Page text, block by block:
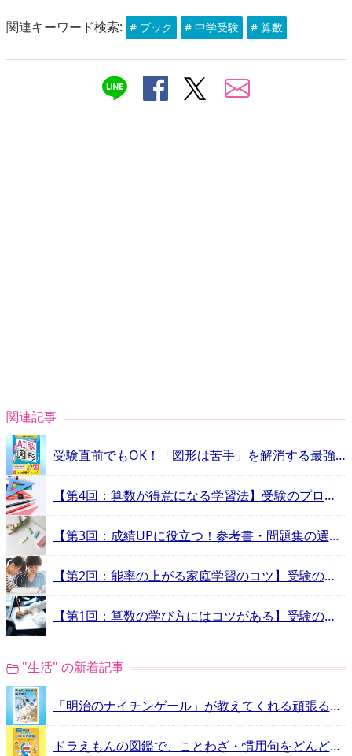
関連キーワード検索: # ブック # 中学受験 # 算数
関連記事
受験直前でもOK！「図形は苦手」を解消する最強ドリル
【第4回：算数が得意になる学習法】受験のプロ教師が算数の学習法を伝授
【第3回：成績UPに役立つ！参考書・問題集の選び方】受験のプロ教師が算数の学習法を伝授
【第2回：能率の上がる家庭学習のコツ】受験のプロ教師が算数の学習法を伝授
【第1回：算数の学び方にはコツがある】受験のプロ講師が算数の学習法を伝授
"生活" の新着記事
「明治のナイチンゲール」が教えてくれる頑張るヒントとは？
ドラえもんの図鑑で、ことわざ・慣用句をどんどん覚えよう！